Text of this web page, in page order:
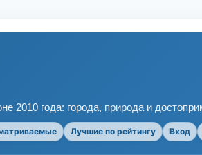
2010 года: города, природа и
Лучшие по рейтингу Вход